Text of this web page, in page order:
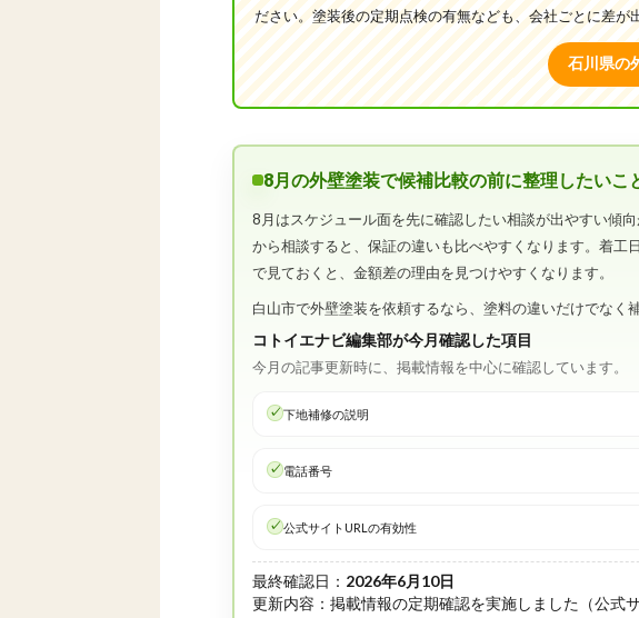
ださい。塗装後の定期点検の有無なども、会社ごとに差が
石川県の
8月の外壁塗装で候補比較の前に整理したいこ
8月はスケジュール面を先に確認したい相談が出やすい傾
から相談すると、保証の違いも比べやすくなります。着工
で見ておくと、金額差の理由を見つけやすくなります。
白山市で外壁塗装を依頼するなら、塗料の違いだけでなく
コトイエナビ編集部が今月確認した項目
今月の記事更新時に、掲載情報を中心に確認しています。
下地補修の説明
電話番号
公式サイトURLの有効性
最終確認日： 2026年6月10日
更新内容：掲載情報の定期確認を実施しました（公式